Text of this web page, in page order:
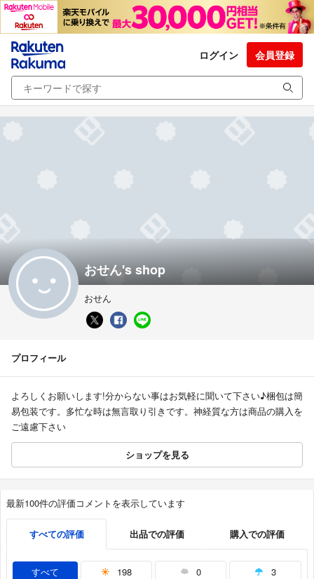
ログイン 会員登録
おせん's shop
おせん
プロフィール
よろしくお願いします!分からない事はお気軽に聞いて下さい♪梱包は簡
易包装です。多忙な時は無言取り引きです。神経質な方は商品の購入を
ご遠慮下さい
ショップを見る
最新100件の評価コメントを表示しています
すべての評価 出品での評価 購入での評価
すべて 198 0 3